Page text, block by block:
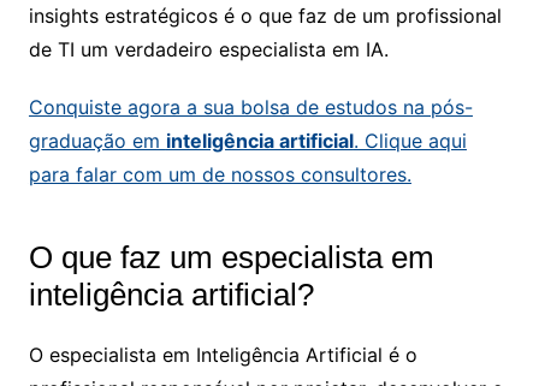
insights estratégicos é o que faz de um profissional
de TI um verdadeiro especialista em IA.
Conquiste agora a sua bolsa de estudos na pós-
graduação em inteligência artificial​. Clique aqui
para falar com um de nossos consultores.
O que faz um especialista em
inteligência artificial?
O especialista em Inteligência Artificial é o